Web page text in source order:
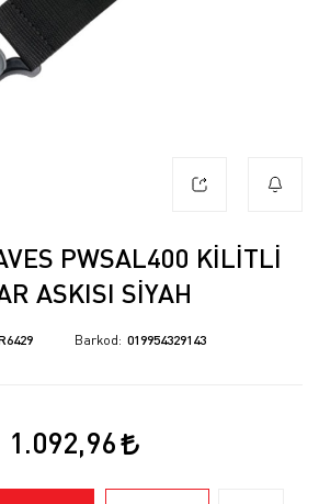
PWSAL400 KILITLI
ASKISI SIYAH
Barkod 019954329143
1.092,96